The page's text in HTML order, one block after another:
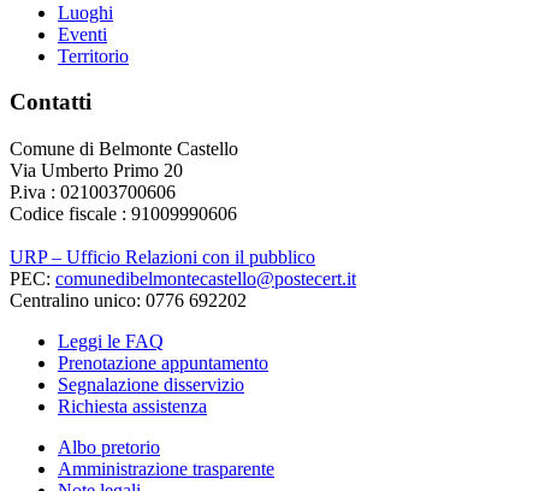
Luoghi
Eventi
Territorio
Contatti
Comune di Belmonte Castello
Via Umberto Primo 20
P.iva : 021003700606
Codice fiscale : 91009990606
URP – Ufficio Relazioni con il pubblico
PEC: comunedibelmontecastello@postecert.it
Centralino unico: 0776 692202
Leggi le FAQ
Prenotazione appuntamento
Segnalazione disservizio
Richiesta assistenza
Albo pretorio
Amministrazione trasparente